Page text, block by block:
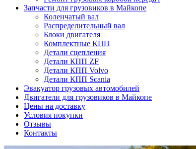
Запчасти для грузовиков в Майкопе
Коленчатый вал
Распределительный вал
Блоки двигателя
Комплектные КПП
Детали сцепления
Детали КПП ZF
Детали КПП Volvo
Детали КПП Scania
Эвакуатор грузовых автомобилей
Двигатели для грузовиков в Майкопе
Цены на доставку
Условия покупки
Отзывы
Контакты